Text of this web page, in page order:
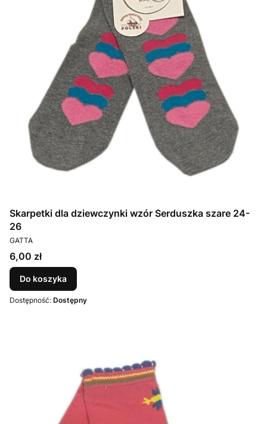
Skarpetki dla dziewczynki wzór Serduszka szare 24-
26
PRODUCENT
GATTA
Cena
6,00 zł
Do koszyka
Dostępność: Dostępny